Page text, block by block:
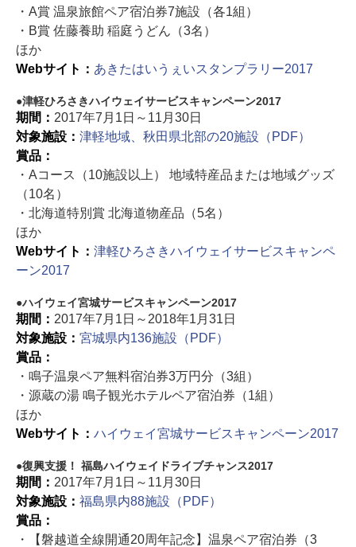
・A賞 温泉旅館ペア宿泊券7施設（各1組）
・B賞 佐藤養助 稲庭うどん（3名）
ほか
Webサイト： あきたはいうぇいスタンプラリー2017
津軽ひろさきハイウェイサービスキャンペーン2017
期間： 2017年7月1日～11月30日
対象施設： 津軽地域、秋田県北部の20施設（PDF）
賞品：
・Aコース（10施設以上） 地域特産品または地域グッズ
（10名）
・北海道特別賞 北海道物産品（5名）
ほか
Webサイト： 津軽ひろさきハイウェイサービスキャンペ
ーン2017
ハイウェイ宮城サービスキャンペーン2017
期間： 2017年7月1日～2018年1月31日
対象施設： 宮城県内136施設（PDF）
賞品：
・鳴子温泉ペア無料宿泊券3万円分（3組）
・源蔵の湯 鳴子観光ホテルペア宿泊券（1組）
ほか
Webサイト： ハイウェイ宮城サービスキャンペーン2017
復興支援！ 福島ハイウェイドライブチャンス2017
期間： 2017年7月1日～11月30日
対象施設： 福島県内88施設（PDF）
賞品：
・【磐越道全線開通20周年記念】温泉ペア宿泊券（3